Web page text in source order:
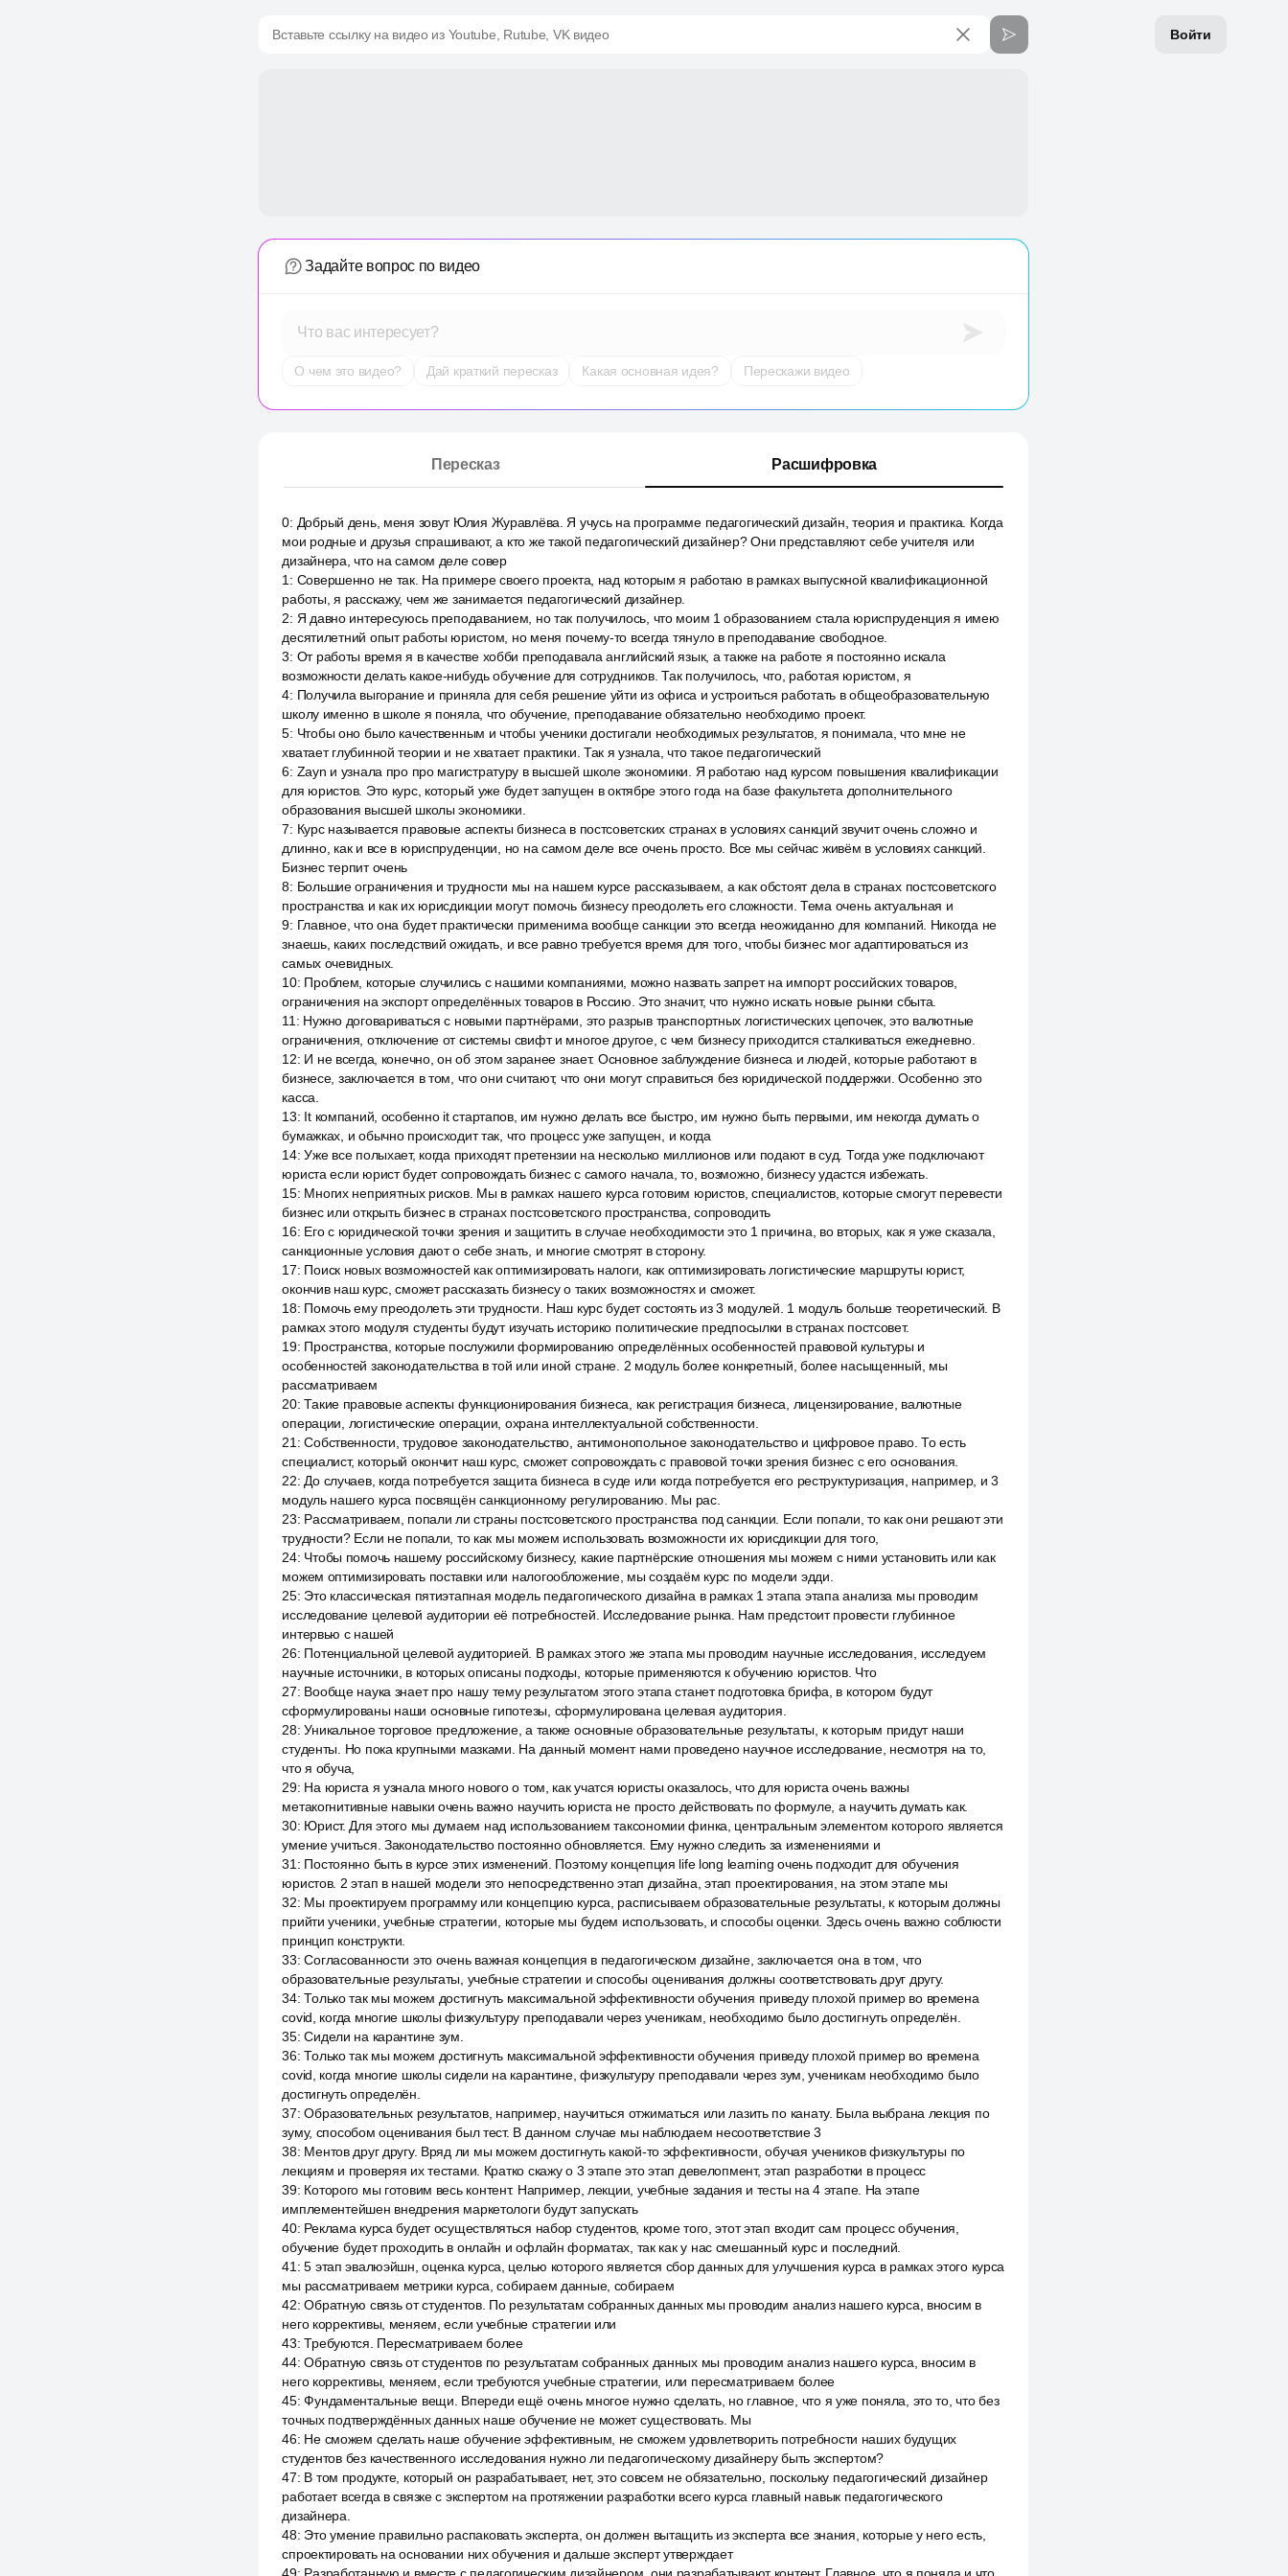
Войти
Вставьте ссылку на видео из Youtube, Rutube, VK видео
Задайте вопрос по видео
Что вас интересует?
О чем это видео? Дай краткий пересказ Какая основная идея? Перескажи видео
Пересказ Расшифровка
0: Добрый день, меня зовут Юлия Журавлёва. Я учусь на программе педагогический дизайн, теория и практика. Когда
мои родные и друзья спрашивают, а кто же такой педагогический дизайнер? Они представляют себе учителя или
дизайнера, что на самом деле совер
1 : Совершенно не так. На примере своего проекта, над которым я работаю в рамках выпускной квалификационной
работы, я расскажу, чем же занимается педагогический дизайнер.
2: Я давно интересуюсь преподаванием, но так получилось, что моим 1 образованием стала юриспруденция я имею
десятилетний опыт работы юристом, но меня почему-то всегда тянуло в преподавание свободное.
3: От работы время я в качестве хобби преподавала английский язык, а также на работе я постоянно искала
возможности делать какое-нибудь обучение для сотрудников. Так получилось, что, работая юристом, я
4: Получила выгорание и приняла для себя решение уйти из офиса и устроиться работать в общеобразовательную
школу именно в школе я поняла, что обучение, преподавание обязательно необходимо проект.
5: Чтобы оно было качественным и чтобы ученики достигали необходимых результатов, я понимала, что мне не
хватает глубинной теории и не хватает практики. Так я узнала, что такое педагогический
6: Zayn и узнала про про магистратуру в высшей школе экономики. Я работаю над курсом повышения квалификации
для юристов. Это курс, который уже будет запущен в октябре этого года на базе факультета дополнительного
образования высшей школы экономики.
7: Курс называется правовые аспекты бизнеса в постсоветских странах в условиях санкций звучит очень сложно и
длинно, как и все в юриспруденции, но на самом деле все очень просто. Все мы сейчас живём в условиях санкций.
Бизнес терпит очень
8: Большие ограничения и трудности мы на нашем курсе рассказываем, а как обстоят дела в странах постсоветского
пространства и как их юрисдикции могут помочь бизнесу преодолеть его сложности. Тема очень актуальная и
9: Главное, что она будет практически применима вообще санкции это всегда неожиданно для компаний. Никогда не
знаешь, каких последствий ожидать, и все равно требуется время для того, чтобы бизнес мог адаптироваться из
самых очевидных.
10: Проблем, которые случились с нашими компаниями, можно назвать запрет на импорт российских товаров,
ограничения на экспорт определённых товаров в Россию. Это значит, что нужно искать новые рынки сбыта.
11 : Нужно договариваться с новыми партнёрами, это разрыв транспортных логистических цепочек, это валютные
ограничения, отключение от системы свифт и многое другое, с чем бизнесу приходится сталкиваться ежедневно.
12: И не всегда, конечно, он об этом заранее знает. Основное заблуждение бизнеса и людей, которые работают в
бизнесе, заключается в том, что они считают, что они могут справиться без юридической поддержки. Особенно это
касса.
13: It компаний, особенно it стартапов, им нужно делать все быстро, им нужно быть первыми, им некогда думать о
бумажках, и обычно происходит так, что процесс уже запущен, и когда
14:Уже все полыхает, когда приходят претензии на несколько миллионов или подают в суд. Тогда уже подключают
юриста если юрист будет сопровождать бизнес с самого начала, то, возможно, бизнесу удастся избежать.
15: Многих неприятных рисков. Мы в рамках нашего курса готовим юристов, специалистов, которые смогут перевести
бизнес или открыть бизнес в странах постсоветского пространства, сопроводить
16: Его с юридической точки зрения и защитить в случае необходимости это 1 причина, во вторых, как я уже сказала,
санкционные условия дают о себе знать, и многие смотрят в сторону.
17: Поиск новых возможностей как оптимизировать налоги, как оптимизировать логистические маршруты юрист,
окончив наш курс, сможет рассказать бизнесу о таких возможностях и сможет.
18: Помочь ему преодолеть эти трудности. Наш курс будет состоять из 3 модулей. 1 модуль больше теоретический. В
рамках этого модуля студенты будут изучать историко политические предпосылки в странах постсовет.
19: Пространства, которые послужили формированию определённых особенностей правовой культуры и
особенностей законодательства в той или иной стране. 2 модуль более конкретный, более насыщенный, мы
рассматриваем
20:Такие правовые аспекты функционирования бизнеса, как регистрация бизнеса, лицензирование, валютные
операции, логистические операции, охрана интеллектуальной собственности.
21 :Собственности, трудовое законодательство, антимонопольное законодательство и цифровое право. То есть
специалист, который окончит наш курс, сможет сопровождать с правовой точки зрения бизнес с его основания.
22: До случаев, когда потребуется защита бизнеса в суде или когда потребуется его реструктуризация, например, и 3
модуль нашего курса посвящён санкционному регулированию. Мы рас.
23: Рассматриваем, попали ли страны постсоветского пространства под санкции. Если попали, то как они решают эти
трудности? Если не попали, то как мы можем использовать возможности их юрисдикции для того,
24: Чтобы помочь нашему российскому бизнесу, какие партнёрские отношения мы можем с ними установить или как
можем оптимизировать поставки или налогообложение, мы создаём курс по модели эдди.
25: Это классическая пятиэтапная модель педагогического дизайна в рамках 1 этапа этапа анализа мы проводим
исследование целевой аудитории её потребностей. Исследование рынка. Нам предстоит провести глубинное
интервью с нашей
26: Потенциальной целевой аудиторией. В рамках этого же этапа мы проводим научные исследования, исследуем
научные источники, в которых описаны подходы, которые применяются к обучению юристов. Что
27: Вообще наука знает про нашу тему результатом этого этапа станет подготовка брифа, в котором будут
сформулированы наши основные гипотезы, сформулирована целевая аудитория.
28:Уникальное торговое предложение, а также основные образовательные результаты, к которым придут наши
студенты. Но пока крупными мазками. На данный момент нами проведено научное исследование, несмотря на то,
что я обуча,
29: На юриста я узнала много нового о том, как учатся юристы оказалось, что для юриста очень важны
метакогнитивные навыки очень важно научить юриста не просто действовать по формуле, а научить думать как.
30: Юрист. Для этого мы думаем над использованием таксономии финка, центральным элементом которого является
умение учиться. Законодательство постоянно обновляется. Ему нужно следить за изменениями и
31 : Постоянно быть в курсе этих изменений. Поэтому концепция life long learning очень подходит для обучения
юристов. 2 этап в нашей модели это непосредственно этап дизайна, этап проектирования, на этом этапе мы
32: Мы проектируем программу или концепцию курса, расписываем образовательные результаты, к которым должны
прийти ученики, учебные стратегии, которые мы будем использовать, и способы оценки. Здесь очень важно соблюсти
принцип конструкти.
33:Согласованности это очень важная концепция в педагогическом дизайне, заключается она в том, что
образовательные результаты, учебные стратегии и способы оценивания должны соответствовать друг другу.
34:Только так мы можем достигнуть максимальной эффективности обучения приведу плохой пример во времена
covid, когда многие школы физкультуру преподавали через ученикам, необходимо было достигнуть определён.
35:Сидели на карантине зум.
36:Только так мы можем достигнуть максимальной эффективности обучения приведу плохой пример во времена
covid, когда многие школы сидели на карантине, физкультуру преподавали через зум, ученикам необходимо было
достигнуть определён.
37:Образовательных результатов, например, научиться отжиматься или лазить по канату. Была выбрана лекция по
зуму, способом оценивания был тест. В данном случае мы наблюдаем несоответствие 3
38: Ментов друг другу. Вряд ли мы можем достигнуть какой-то эффективности, обучая учеников физкультуры по
лекциям и проверяя их тестами. Кратко скажу о 3 этапе это этап девелопмент, этап разработки в процесс
39: Которого мы готовим весь контент. Например, лекции, учебные задания и тесты на 4 этапе. На этапе
имплементейшен внедрения маркетологи будут запускать
40: Реклама курса будет осуществляться набор студентов, кроме того, этот этап входит сам процесс обучения,
обучение будет проходить в онлайн и офлайн форматах, так как у нас смешанный курс и последний.
41 :5 этап эвалюэйшн, оценка курса, целью которого является сбор данных для улучшения курса в рамках этого курса
мы рассматриваем метрики курса, собираем данные, собираем
42:Обратную связь от студентов. По результатам собранных данных мы проводим анализ нашего курса, вносим в
него коррективы, меняем, если учебные стратегии или
43:Требуются. Пересматриваем более
44:Обратную связь от студентов по результатам собранных данных мы проводим анализ нашего курса, вносим в
него коррективы, меняем, если требуются учебные стратегии, или пересматриваем более
45:Фундаментальные вещи. Впереди ещё очень многое нужно сделать, но главное, что я уже поняла, это то, что без
точных подтверждённых данных наше обучение не может существовать. Мы
46: Не сможем сделать наше обучение эффективным, не сможем удовлетворить потребности наших будущих
студентов без качественного исследования нужно ли педагогическому дизайнеру быть экспертом?
47: В том продукте, который он разрабатывает, нет, это совсем не обязательно, поскольку педагогический дизайнер
работает всегда в связке с экспертом на протяжении разработки всего курса главный навык педагогического
дизайнера.
48: Это умение правильно распаковать эксперта, он должен вытащить из эксперта все знания, которые у него есть,
спроектировать на основании них обучения и дальше эксперт утверждает